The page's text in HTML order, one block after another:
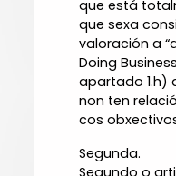
que está
que sexa
valoración a
Doing
apartado 1.h)
non ten
cos
Segunda.